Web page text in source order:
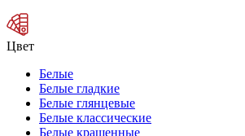
Цвет
Белые
Белые гладкие
Белые глянцевые
Белые классические
Белые крашенные